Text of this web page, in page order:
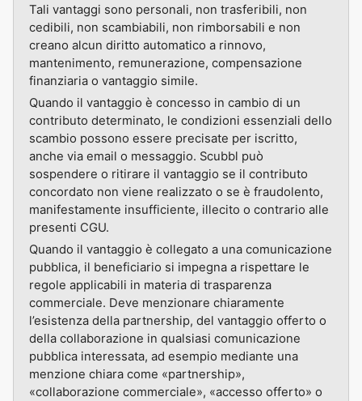
Tali vantaggi sono personali, non trasferibili, non
cedibili, non scambiabili, non rimborsabili e non
creano alcun diritto automatico a rinnovo,
mantenimento, remunerazione, compensazione
finanziaria o vantaggio simile.
Quando il vantaggio è concesso in cambio di un
contributo determinato, le condizioni essenziali dello
scambio possono essere precisate per iscritto,
anche via email o messaggio. Scubbl può
sospendere o ritirare il vantaggio se il contributo
concordato non viene realizzato o se è fraudolento,
manifestamente insufficiente, illecito o contrario alle
presenti CGU.
Quando il vantaggio è collegato a una comunicazione
pubblica, il beneficiario si impegna a rispettare le
regole applicabili in materia di trasparenza
commerciale. Deve menzionare chiaramente
l’esistenza della partnership, del vantaggio offerto o
della collaborazione in qualsiasi comunicazione
pubblica interessata, ad esempio mediante una
menzione chiara come «partnership»,
«collaborazione commerciale», «accesso offerto» o